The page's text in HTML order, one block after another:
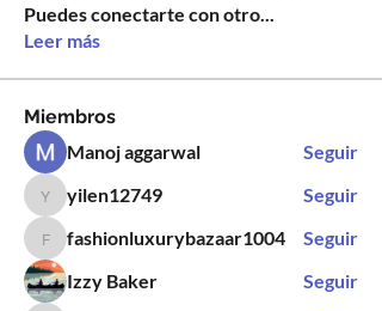
Puedes conectarte con otro...
Leer más
Miembros
Manoj aggarwal
Seguir
yilen12749
yilen12749 Seguir
fashionluxurybazaar1004
fashionluxurybazaar1004
Seguir
Izzy Baker
Seguir